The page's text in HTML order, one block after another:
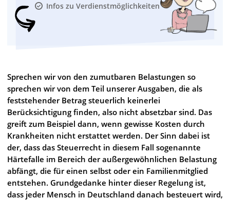
Infos zu Verdienstmöglichkeiten
Sprechen wir von den zumutbaren Belastungen so
sprechen wir von dem Teil unserer Ausgaben, die als
feststehender Betrag steuerlich keinerlei
Berücksichtigung finden, also nicht absetzbar sind. Das
greift zum Beispiel dann, wenn gewisse Kosten durch
Krankheiten nicht erstattet werden. Der Sinn dabei ist
der, dass das Steuerrecht in diesem Fall sogenannte
Härtefalle im Bereich der außergewöhnlichen Belastung
abfängt, die für einen selbst oder ein Familienmitglied
entstehen. Grundgedanke hinter dieser Regelung ist,
dass jeder Mensch in Deutschland danach besteuert wird,